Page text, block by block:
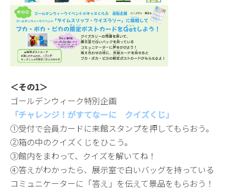
＜その1＞
ゴールデンウィーク特別企画
「チャレンジ！がすてなーに クイズくじ」
①受付で会員カードに来館スタンプを押してもらおう。
②箱の中のクイズくじをひこう。
③館内をまわって、クイズを解いてね！
④答えがわかったら、展示室で白いバッグを持っている
コミュニケーターに「答え」を伝えて景品をもらおう！